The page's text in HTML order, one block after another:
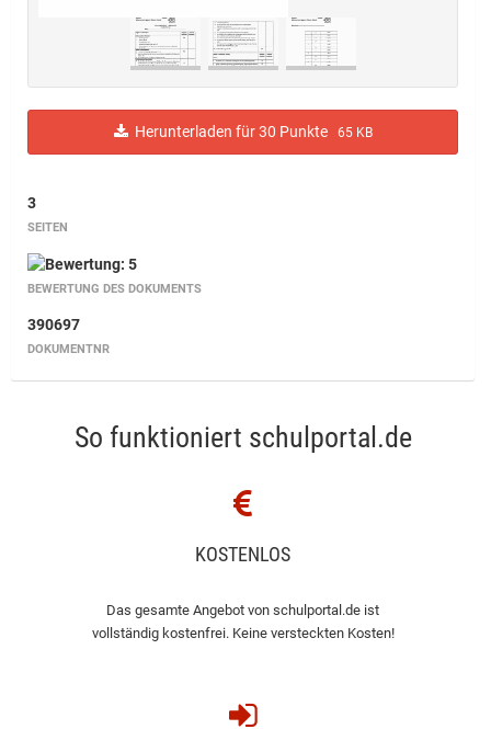
Herunterladen für 30 Punkte 65 KB
3
SEITEN
BEWERTUNG DES DOKUMENTS
390697
DOKUMENTNR
So funktioniert schulportal.de
KOSTENLOS
Das gesamte Angebot von schulportal.de ist
vollständig kostenfrei. Keine versteckten Kosten!